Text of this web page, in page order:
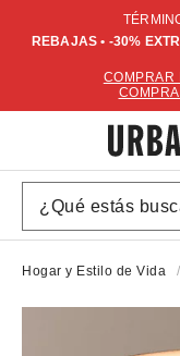
REBAJAS • -30%
COMPRAR
Hogar y Estilo de Vida